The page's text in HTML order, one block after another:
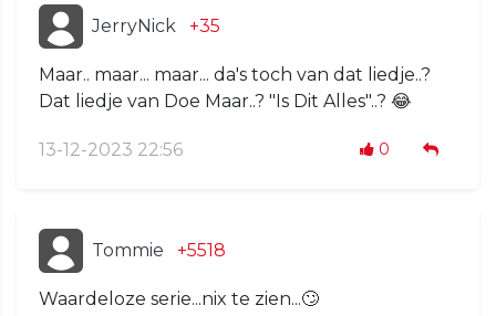
JerryNick +35
Maar.. maar... maar... da's toch van dat liedje..?
Dat liedje van Doe Maar..? "Is Dit Alles"..? 😂
13-12-2023 22:56 0
Tommie +5518
Waardeloze serie...nix te zien...🙄